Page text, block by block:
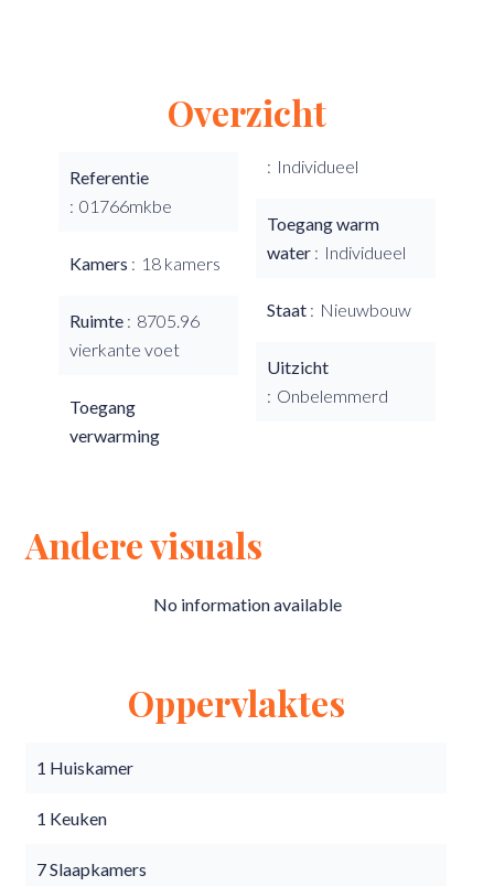
Overzicht
Referentie
01766mkbe
Kamers 18 kamers
Ruimte
8705.96
vierkante voet
Toegang
verwarming
Individueel
Toegang warm
water
Individueel
Staat Nieuwbouw
Uitzicht
Onbelemmerd
Andere visuals
No information available
Oppervlaktes
1 Huiskamer
1 Keuken
7 Slaapkamers